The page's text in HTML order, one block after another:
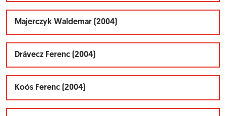
Majerczyk Waldemar (2004)
Drávecz Ferenc (2004)
Koós Ferenc (2004)